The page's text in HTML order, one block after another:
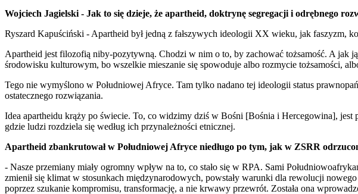
Wojciech Jagielski - Jak to się dzieje, że apartheid, doktrynę segregacji i odrębnego
Ryszard Kapuściński - Apartheid był jedną z fałszywych ideologii XX wieku, jak faszyzm,
Apartheid jest filozofią niby-pozytywną. Chodzi w nim o to, by zachować tożsamość. A jak
środowisku kulturowym, bo wszelkie mieszanie się spowoduje albo rozmycie tożsamości,
Tego nie wymyślono w Południowej Afryce. Tam tylko nadano tej ideologii status
ostatecznego rozwiązania.
Idea apartheidu krąży po świecie. To, co widzimy dziś w Bośni [Bośnia i Hercegowina],
gdzie ludzi rozdziela się według ich przynależności etnicznej.
Apartheid zbankrutował w Południowej Afryce niedługo po tym, jak w ZSRR
- Nasze przemiany miały ogromny wpływ na to, co stało się w RPA. Sami
zmienił się klimat w stosunkach międzynarodowych, powstały warunki dla rewolucji
poprzez szukanie kompromisu, transformację, a nie krwawy przewrót. Została ona